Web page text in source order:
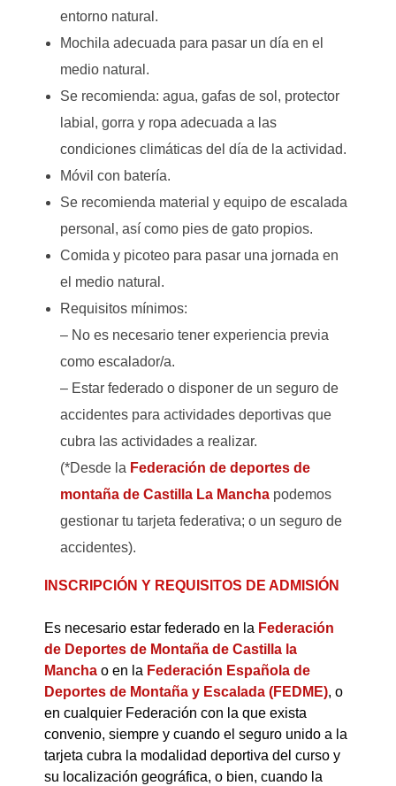
entorno natural.
Mochila adecuada para pasar un día en el
medio natural.
Se recomienda: agua, gafas de sol, protector
labial, gorra y ropa adecuada a las
condiciones climáticas del día de la actividad.
Móvil con batería.
Se recomienda material y equipo de escalada
personal, así como pies de gato propios.
Comida y picoteo para pasar una jornada en
el medio natural.
Requisitos mínimos:
– No es necesario tener experiencia previa
como escalador/a.
– Estar federado o disponer de un seguro de
accidentes para actividades deportivas que
cubra las actividades a realizar.
(*Desde la Federación de deportes de
montaña de Castilla La Manchapodemos
gestionar tu tarjeta federativa; o un seguro de
accidentes).
INSCRIPCIÓN Y REQUISITOS DE ADMISIÓN
Es necesario estar federado en la Federación
de Deportes de Montaña de Castilla la
Mancha o en la Federación Española de
Deportes de Montaña y Escalada (FEDME), o
en cualquier Federación con la que exista
convenio, siempre y cuando el seguro unido a la
tarjeta cubra la modalidad deportiva del curso y
su localización geográfica, o bien, cuando la